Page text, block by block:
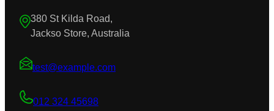
380 St Kilda Road,
Jackso Store, Australia
test@example.com
012 324 45698